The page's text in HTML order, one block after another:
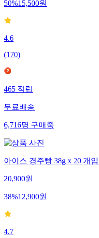
50%15,500원
4.6
(170)
465적립
무료배송
6,716명구매중
아이스 경주빵 38g x 20 개입
20,900원
38%12,900원
4.7